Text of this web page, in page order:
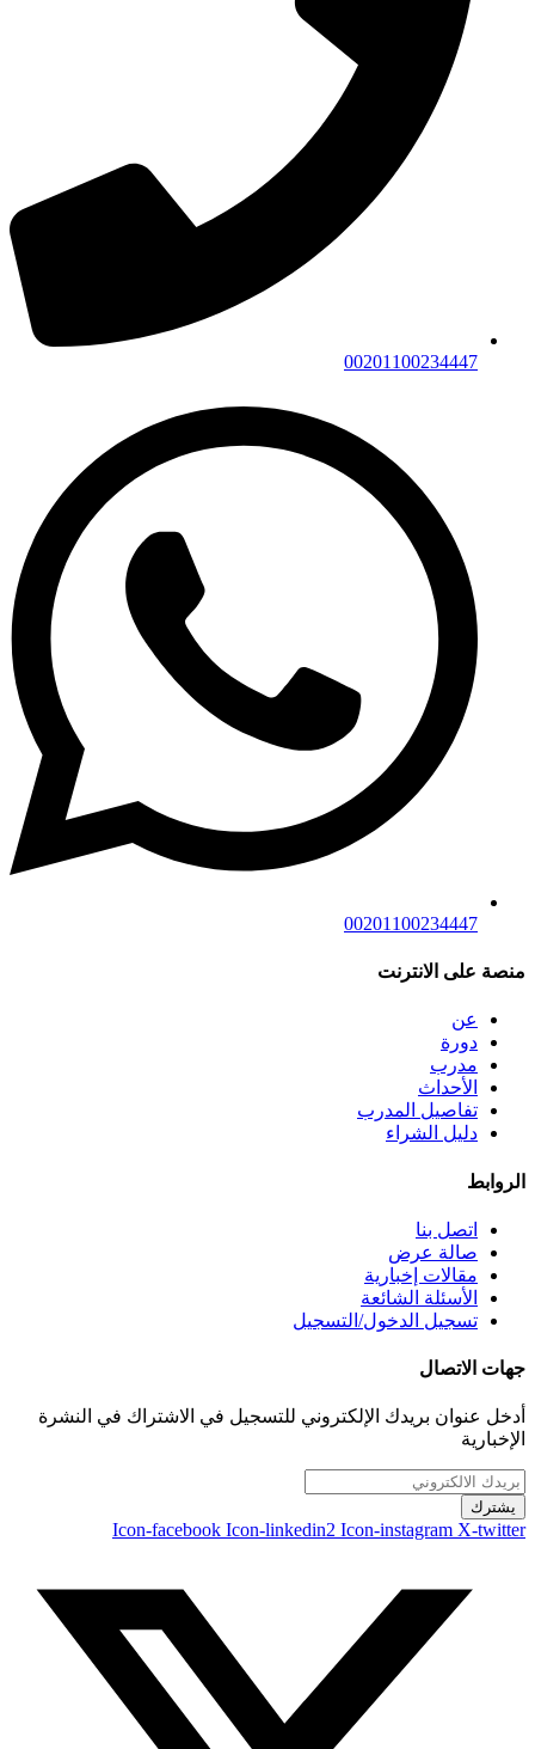
00201100234447
00201100234447
منصة على الانترنت
عن
دورة
مدرب
الأحداث
تفاصيل المدرب
دليل الشراء
الروابط
اتصل بنا
صالة عرض
مقالات إخبارية
الأسئلة الشائعة
تسجيل الدخول/التسجيل
جهات الاتصال
أدخل عنوان بريدك الإلكتروني للتسجيل في الاشتراك في النشرة
الإخبارية
يشترك
Icon-facebook Icon-linkedin2 Icon-instagram X-twitter